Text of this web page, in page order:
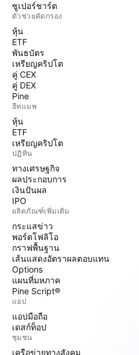
ซูเปอร์ชาร์ต
ตัวช่วยคัดกรอง
หุ้น
ETF
พันธบัตร
เหรียญคริปโต
คู่ CEX
คู่ DEX
Pine
ฮีทแมพ
หุ้น
ETF
เหรียญคริปโต
ปฏิทิน
ทางเศรษฐกิจ
ผลประกอบการ
เงินปันผล
IPO
ผลิตภัณฑ์เพิ่มเติม
กระแสข่าว
พอร์ตโฟลิโอ
กราฟพื้นฐาน
เส้นแสดงอัตราผลตอบแทน
Options
แผนที่มหภาค
Pine Script®
แอป
แอปมือถือ
เดสก์ท็อป
ชุมชน
เครือข่ายทางสังคม